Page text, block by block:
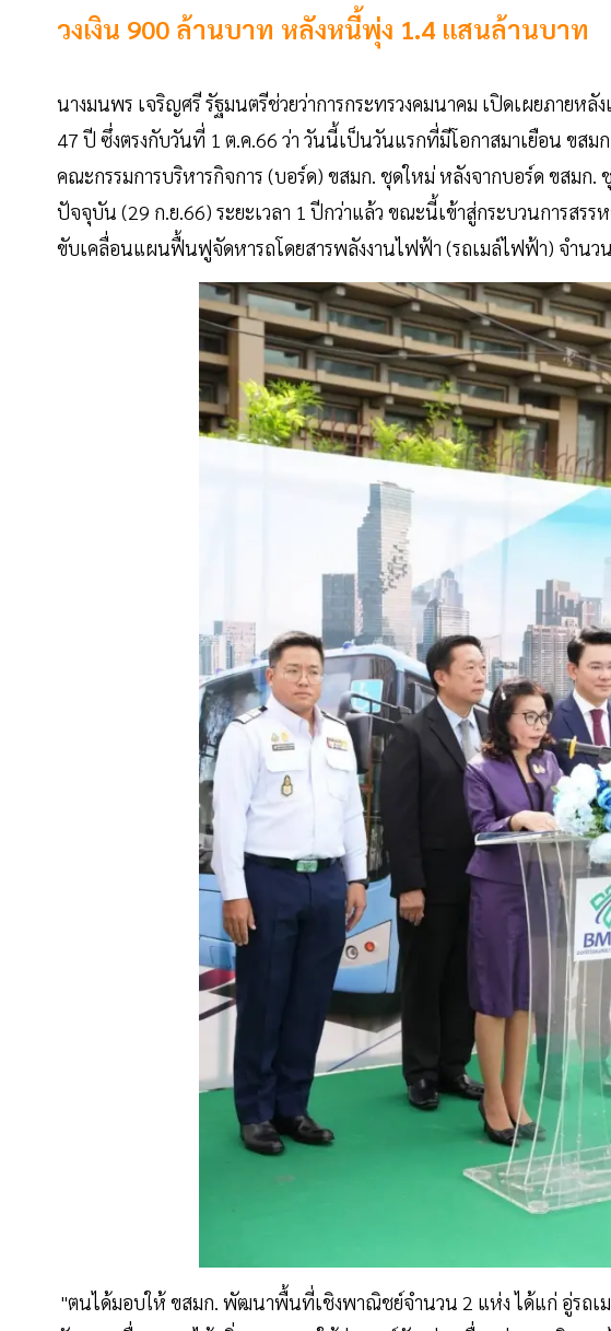
วงเงิน 900 ล้านบาท หลังหนี้พุ่ง 1.4 แสนล้านบาท
นางมนพร เจริญศรี รัฐมนตรีช่วยว่าการกระทรวงคมนาคม เปิดเผยภายห
47 ปี ซึ่งตรงกับวันที่ 1 ต.ค.66 ว่า วันนี้เป็นวันแรกที่มีโอกาสมาเยือน ขสม
คณะกรรมการบริหารกิจการ (บอร์ด) ขสมก. ชุดใหม่ หลังจากบอร์ด ขสมก.
ปัจจุบัน (29 ก.ย.66) ระยะเวลา 1 ปีกว่าแล้ว ขณะนี้เข้าสู่กระบวนการสรร
ขับเคลื่อนแผนฟื้นฟูจัดหารถโดยสารพลังงานไฟฟ้า (รถเมล์ไฟฟ้า) จำนว
"ตนได้มอบให้ ขสมก. พัฒนาพื้นที่เชิงพาณิชย์จำนวน 2 แห่ง ได้แก่ อู่รถเ